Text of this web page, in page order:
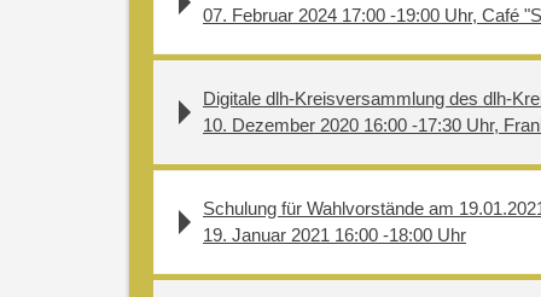
07. Februar 2024 17:00 -19:00 Uhr, Café
Digitale dlh-Kreisversammlung des dlh-
10. Dezember 2020 16:00 -17:30 Uhr,
Schulung für Wahlvorstände am
19. Januar 2021 16:00 -18:00 Uhr